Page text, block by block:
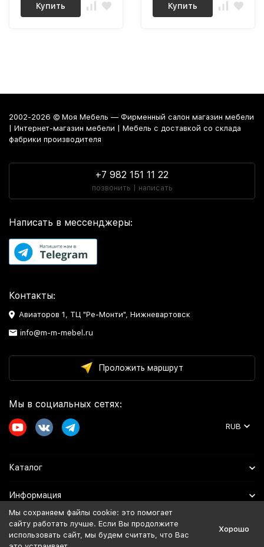
Купить Купить
2002-2026 © Моя Мебель — Фирменный салон магазин мебели
| Интернет-магазин мебели | Мебель с доставкой со склада
фабрики производителя
+7 982 151 11 22
позвонить | написать
Написать в мессенджеры:
Контакты:
Авиаторов 1, ТЦ "Ре-Монти", Нижневартовск
info@m-m-mebel.ru
Проложить маршрут
Мы в социальных сетях:
RUB
Каталог
Информация
Помощь
Мы сохраняем файлы cookie: это помогает
сайту работать лучше. Если Вы продолжите
использовать сайт, мы будем считать, что Вас
Хорошо